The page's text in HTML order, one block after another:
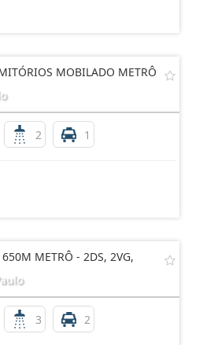
MOBILADO METRÔ
2 1
METRÔ - 2DS, 2VG,
3 2